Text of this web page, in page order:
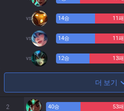
vs 14승 11패
vs 14승 11패
vs 12승 13패
더 보기
2 40승 53패